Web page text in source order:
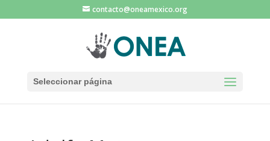
contacto@oneamexico.org
Seleccionar página